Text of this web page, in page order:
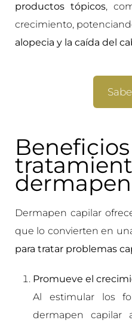
productos tópicos,
crecimiento,
alopecia y la caída del
Dermapen capilar
que lo convierten en
para tratar problemas
Promueve el
Al estimular los
dermapen capilar